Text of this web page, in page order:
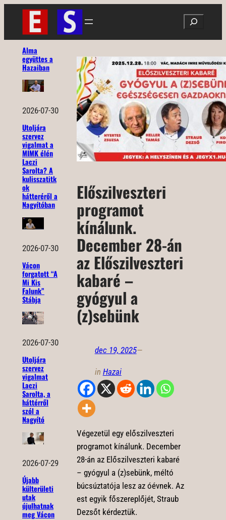
Ugrás
tartalomhoz
Search
Alma
együttes a
Hazaiban
2026-07-30
Utoljára
szervez
vigalmat a
MIMK élén
Laczi
Sarolta? A
kulisszatitk
ok
hátteréről a
Nagyítóban
2026-07-30
Vácon
forgatott “A
Mi Kis
Falunk”
Stábja
2026-07-30
Utoljára
szervez
vigalmat
Laczi
Sarolta, a
háttérről
szól a
Nagyító
2026-07-29
Újabb
külterületi
utak
újulhatnak
meg Vácon
Előszilveszteri
programot
kínálunk.
December 28-án
az Előszilveszteri
kabaré –
gyógyul a
(z)sebünk
dec 19, 2025—
in Hazai
Végezetül egy előszilveszteri
programot kínálunk. December
28-án az Előszilveszteri kabaré
– gyógyul a (z)sebünk, méltó
búcsúztatója lesz az óévnek. Az
est egyik főszereplőjét, Straub
Dezsőt kérdeztük.